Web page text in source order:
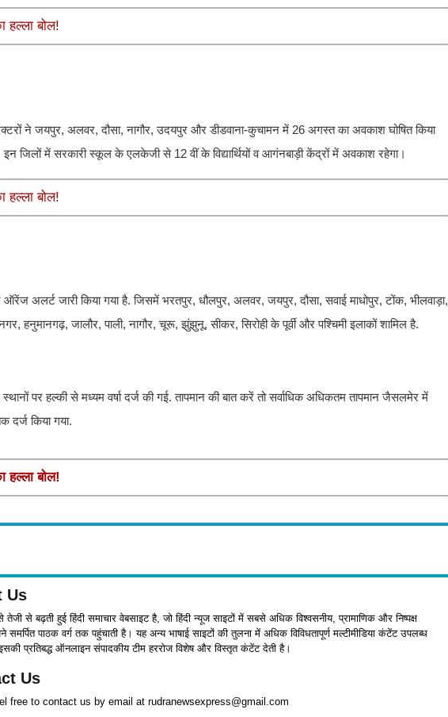
हल्ला बोल!
ने जयपुर, अलवर, दौसा, नागौर, उदयपुर और डीडवाना-कुचामन में 26 अगस्त का अवकाश घोषित किया
में सरकारी स्कूल के एलकेजी से 12 वीं के विद्यार्थियों व आगंनबाड़ी केंद्रों में अवकाश रहेगा।
हल्ला बोल!
अलर्ट जारी किया गया है. जिसमें भरतपुर, धौलपुर, अलवर, जयपुर, दौसा, सवाई माधोपुर, टोंक, भीलवाड़ा,
हनुमानगढ़, जालौर, पाली, नागौर, चूरू, झुंझुनू, सीकर, सिरोही के पूर्वी और पश्चिमी इलाकों शामिल है.
पर हल्की से मध्यम वर्षा दर्ज की गई. तापमान की बात करें तो सर्वाधिक अधिकतम तापमान जैसलमेर में
दर्ज किया गया.
हल्ला बोल!
Us
तेजी से बढ़ती हुई हिंदी समाचार वेबसाइट है, जो हिंदी न्यूज साइटों में सबसे अधिक विश्वसनीय, प्रामाणिक और निष्पक्ष
समर्पित पाठक वर्ग तक पहुंचाती है। यह अन्य भाषाई साइटों की तुलना में अधिक विविधतापूर्ण मल्टीमीडिया कंटेंट उपलब्ध
प्रतिबद्ध ऑनलाइन संपादकीय टीम हररोज विशेष और विस्तृत कंटेंट देती है।
Us
free to contact us by email at rudranewsexpress@gmail.com